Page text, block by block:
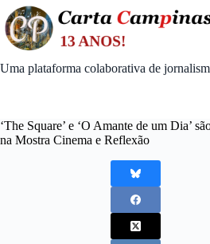
Skip
to
content
Uma plataforma colaborativa de
‘The Square’ e ‘O Amante de um Dia’
na Mostra Cinema e Reflexão